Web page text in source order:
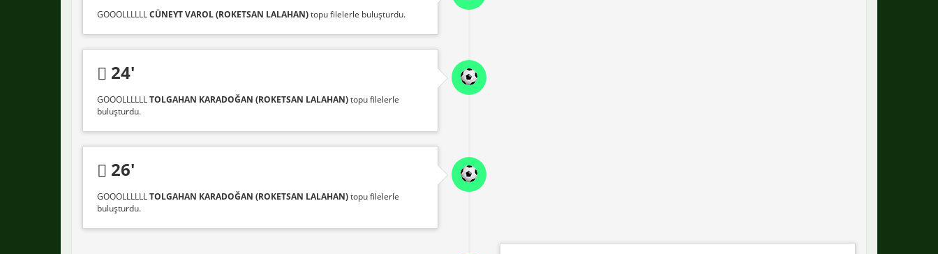
GOOOLLLLLLCÜNEYT VAROL (ROKETSAN LALAHAN)topu filelerle buluşturdu.
24'
GOOOLLLLLLTOLGAHAN KARADOĞAN (ROKETSAN LALAHAN)topu filelerle
buluşturdu.
26'
GOOOLLLLLLTOLGAHAN KARADOĞAN (ROKETSAN LALAHAN)topu filelerle
buluşturdu.